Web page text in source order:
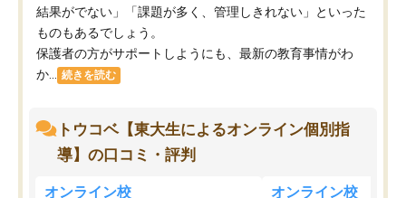
結果がでない」「課題が多く、管理しきれない」といった
ものもあるでしょう。
保護者の方がサポートしようにも、最新の教育事情がわ
か...
続きを読む
トウコベ【東大生によるオンライン個別指
導】の口コミ・評判
オンライン校 オンライン校